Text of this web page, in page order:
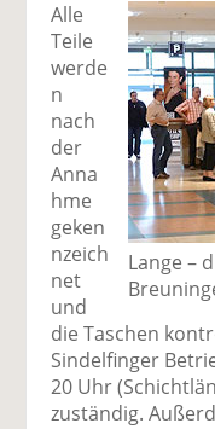
Lange –
Alle
Teile
werde
n
nach
der
Anna
hme
geken
nzeich
net
und
die Taschen
Sindelfinger
20 Uhr
zuständig.